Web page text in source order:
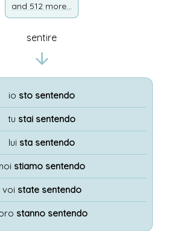
and 512 more...
sentire
io sto sentendo
tu stai sentendo
lui sta sentendo
noi stiamo sentendo
voi state sentendo
stanno sentendo